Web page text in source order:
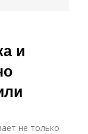
и
не только